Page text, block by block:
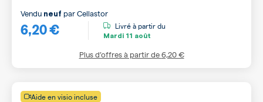
6,20 €
Vendu neuf parCellastor
Livré à partir du
Mardi 11 août
Plus d’offres à partir de6,20 €
Aide en visio incluse